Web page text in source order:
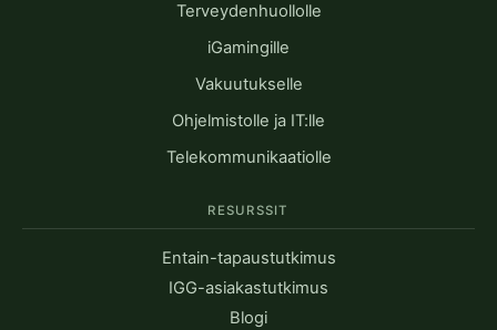
Terveydenhuollolle
iGamingille
Vakuutukselle
Ohjelmistolle ja IT:lle
Telekommunikaatiolle
RESURSSIT
Entain-tapaustutkimus
IGG-asiakastutkimus
Blogi